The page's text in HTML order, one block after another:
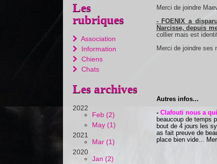
Les
rubriques
Association
Information
Chiens
Chats
Les archives
2022
Feb (2)
May (1)
2021
Mar (1)
2020
Jan (2)
Merci de joindre
- FOENIX a
Narcisse, depuis
collier mais est
Merci de joindre ses
Autres infos...
- Clafouti nous a
beaucoup de temps
bout de 4 jours les
as fait preuve de
place bien vide...